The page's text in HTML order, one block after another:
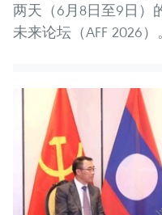
两天（6月8日至9日）
未来论坛（AFF 2026）。